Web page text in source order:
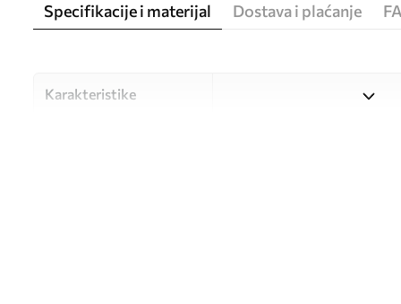
Specifikacije i materijal Dostava i plaćanje
Karakteristike